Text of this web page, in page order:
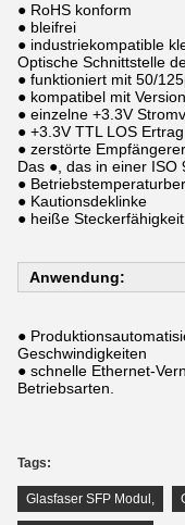
● RoHS konform
● bleifrei
● industriekompatible
Optische Schnittstelle
● funktioniert mit 50/
● kompatibel mit
● einzelne +3.3V
● +3.3V TTL LOS Ertrag
● zerstörte
Das ●, das in einer ISO
●
● Kautionsdeklinke
● heiße Steckerfähigkeit
Anwendung:
●
Geschwindigkeiten
● schnelle Ethernet-
Betriebsarten.
Tags:
Glasfaser SFP Modul ,